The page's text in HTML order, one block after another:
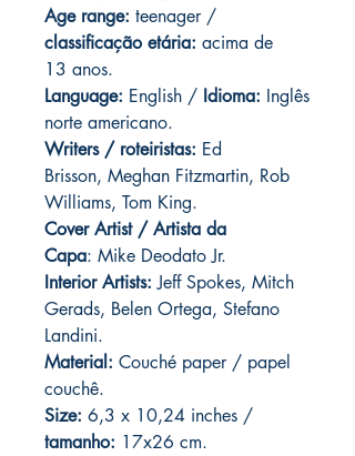
Age range: teenager /
classificação etária: acima de
13 anos.
Language: English / Idioma: Inglês
norte americano.
Writers / roteiristas: Ed
Brisson, Meghan Fitzmartin, Rob
Williams, Tom King.
Cover Artist / Artista da
Capa: Mike Deodato Jr.
Interior Artists:Jeff Spokes, Mitch
Gerads, Belen Ortega, Stefano
Landini.
Material: Couché paper / papel
couchê.
Size: 6,3 x 10,24 inches /
tamanho: 17x26 cm.